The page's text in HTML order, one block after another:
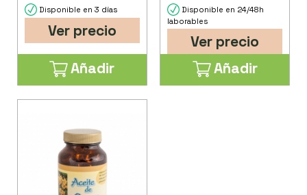
Disponible en 3 días
Ver precio
Añadir
Disponible en 24/48h
laborables
Ver precio
Añadir